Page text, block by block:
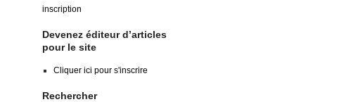
inscription
Devenez éditeur d’articles
pour le site
Cliquer ici pour s'inscrire
Rechercher